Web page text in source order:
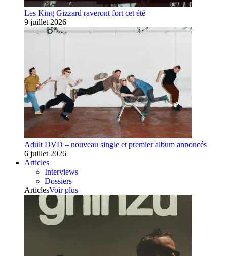
Les King Gizzard raveront fort cet été
9 juillet 2026
Adult DVD – nouveau single et premier album annoncés
6 juillet 2026
Articles
Interviews
Dossiers
ArticlesVoir plus